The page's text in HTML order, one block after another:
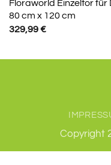
Floraworld Einzeltor
80 cm x 120 cm
329,99€
Copyright